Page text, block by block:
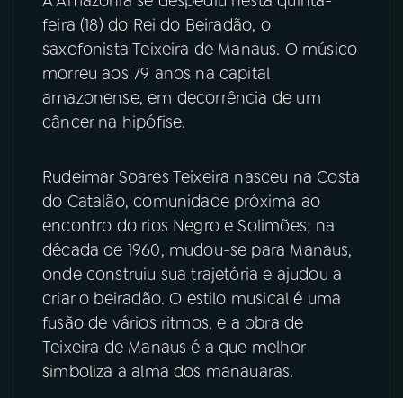
FESTIVAL DE MÚSICA
ACOMPANHE A RÁDIO NACIONAL
Instagram X
TikTok
feira (18) do Rei do Beiradão, o
saxofonista Teixeira de Manaus. O músico
morreu aos 79 anos na capital
amazonense, em decorrência de um
câncer na hipófise.
Rudeimar Soares Teixeira nasceu na Costa
do Catalão, comunidade próxima ao
encontro do rios Negro e Solimões; na
década de 1960, mudou-se para Manaus,
onde construiu sua trajetória e ajudou a
criar o beiradão. O estilo musical é uma
fusão de vários ritmos, e a obra de
Teixeira de Manaus é a que melhor
simboliza a alma dos manauaras.